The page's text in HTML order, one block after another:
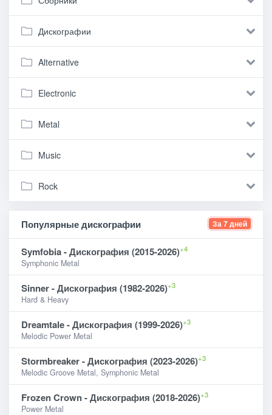
Дискографии
Alternative
Electronic
Metal
Music
Rock
Популярные дискографии За 7 дней
Symfobia - Дискография (2015-2026)+4
Symphonic Metal
Sinner - Дискография (1982-2026)+3
Hard & Heavy
Dreamtale - Дискография (1999-2026)+3
Melodic Power Metal
Stormbreaker - Дискография (2023-2026)+3
Melodic Groove Metal, Symphonic Metal
Frozen Crown - Дискография (2018-2026)+3
Power Metal